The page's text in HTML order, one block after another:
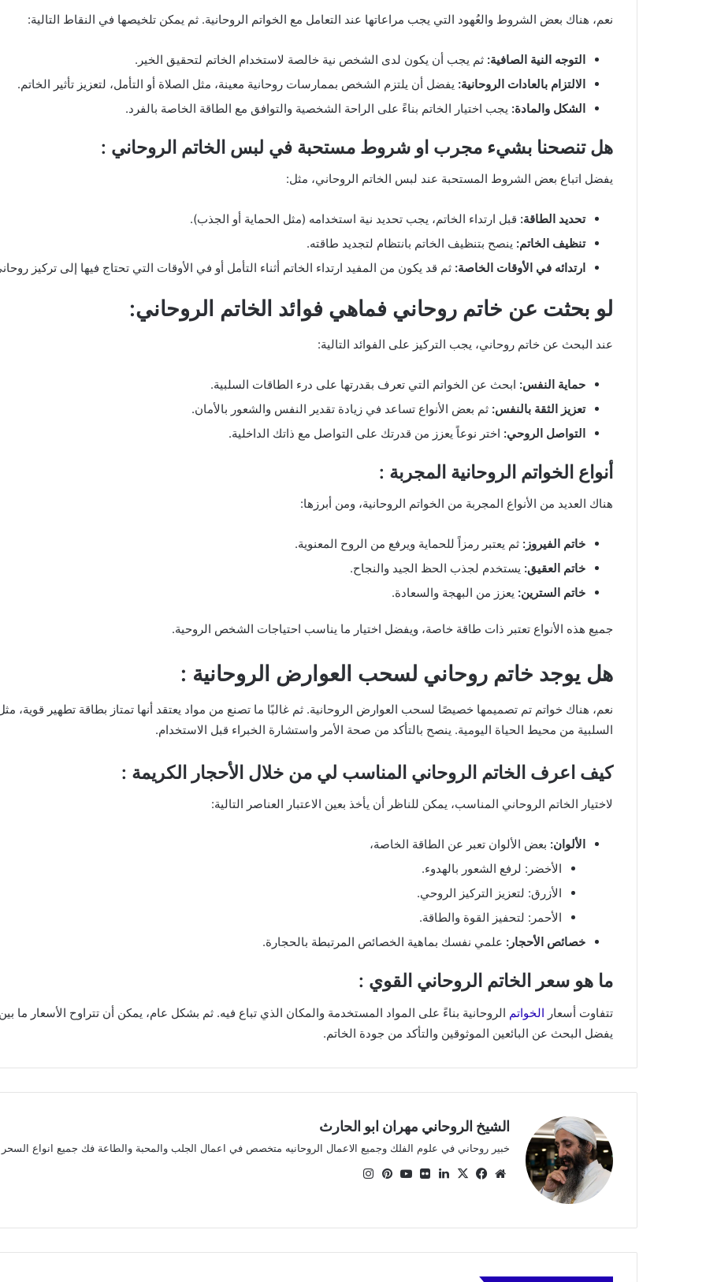
نعم، هناك بعض الشروط والعُهود التي يجب مراعاتها عند التعامل مع الخواتم الروحانية. ثم يمكن تلخيصها في النقاط التالية:
التوجه النية الصافية: ثم يجب أن يكون لدى الشخص نية خالصة لاستخدام الخاتم لتحقيق الخير.
الالتزام بالعادات الروحانية: يفضل أن يلتزم الشخص بممارسات روحانية معينة، مثل الصلاة أو التأمل، لتعزيز تأثير الخاتم.
الشكل والمادة: يجب اختيار الخاتم بناءً على الراحة الشخصية والتوافق مع الطاقة الخاصة بالفرد.
هل تنصحنا بشيء مجرب او شروط مستحبة في لبس الخاتم الروحاني :
يفضل اتباع بعض الشروط المستحبة عند لبس الخاتم الروحاني، مثل:
تحديد الطاقة: قبل ارتداء الخاتم، يجب تحديد نية استخدامه (مثل الحماية أو الجذب).
تنظيف الخاتم: ينصح بتنظيف الخاتم بانتظام لتجديد طاقته.
ارتدائه في الأوقات الخاصة: ثم قد يكون من المفيد ارتداء الخاتم أثناء التأمل أو في الأوقات التي تحتاج فيها إلى تركيز
لو بحثت عن خاتم روحاني فماهي فوائد الخاتم الروحاني:
عند البحث عن خاتم روحاني، يجب التركيز على الفوائد التالية:
حماية النفس: ابحث عن الخواتم التي تعرف بقدرتها على درء الطاقات السلبية.
تعزيز الثقة بالنفس: ثم بعض الأنواع تساعد في زيادة تقدير النفس والشعور بالأمان.
التواصل الروحي: اختر نوعاً يعزز من قدرتك على التواصل مع ذاتك الداخلية.
أنواع الخواتم الروحانية المجربة :
هناك العديد من الأنواع المجربة من الخواتم الروحانية، ومن أبرزها:
خاتم الفيروز: ثم يعتبر رمزاً للحماية ويرفع من الروح المعنوية.
خاتم العقيق: يستخدم لجذب الحظ الجيد والنجاح.
خاتم السترين: يعزز من البهجة والسعادة.
جميع هذه الأنواع تعتبر ذات طاقة خاصة، ويفضل اختيار ما يناسب احتياجات الشخص الروحية.
هل يوجد خاتم روحاني لسحب العوارض الروحانية :
نعم، هناك خواتم تم تصميمها خصيصًا لسحب العوارض الروحانية. ثم غالبًا ما تصنع من مواد يعتقد أنها تمتاز بطاقة تطهير قوية،
السلبية من محيط الحياة اليومية. ينصح بالتأكد من صحة الأمر واستشارة الخبراء قبل الاستخدام.
كيف اعرف الخاتم الروحاني المناسب لي من خلال الأحجار الكريمة :
لاختيار الخاتم الروحاني المناسب، يمكن للناظر أن يأخذ بعين الاعتبار العناصر التالية:
الألوان: بعض الألوان تعبر عن الطاقة الخاصة،
الأخضر: لرفع الشعور بالهدوء.
الأزرق: لتعزيز التركيز الروحي.
الأحمر: لتحفيز القوة والطاقة.
خصائص الأحجار: علمي نفسك بماهية الخصائص المرتبطة بالحجارة.
ما هو سعر الخاتم الروحاني القوي :
تتفاوت أسعار الخواتم
يفضل البحث عن البائعين الموثوقين والتأكد من جودة الخاتم.
الشيخ الروحاني مهران ابو الحارث
خبير روحاني في علوم الفلك وجميع الاعمال الروحانيه متخصص في اعمال الجلب والمحبة والطاعة فك جميع انواع السحر
موقعفيسبوك
X لينكدإن
صور يوتيوببينتيريست